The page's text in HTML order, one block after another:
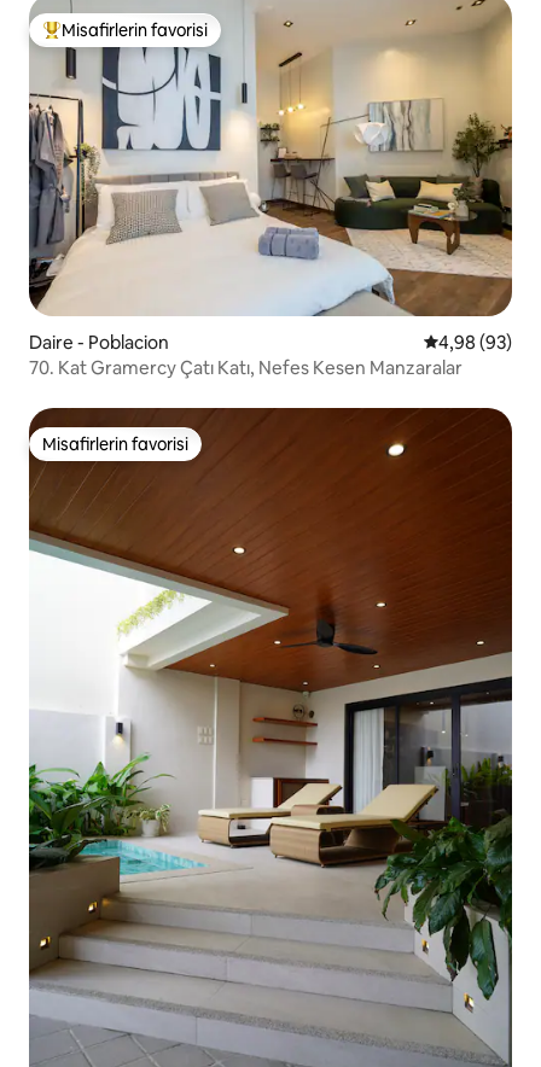
Misafirlerin favorilerinden en beğenilenler arasında
Misafirlerin favorisi
Daire - Poblacion 5 üzerinden
4,98 (93)
70. Kat Gramercy Çatı Katı, Nefes Kesen Manzaralar
Misafirlerin favorisi
Misafirlerin favorisi